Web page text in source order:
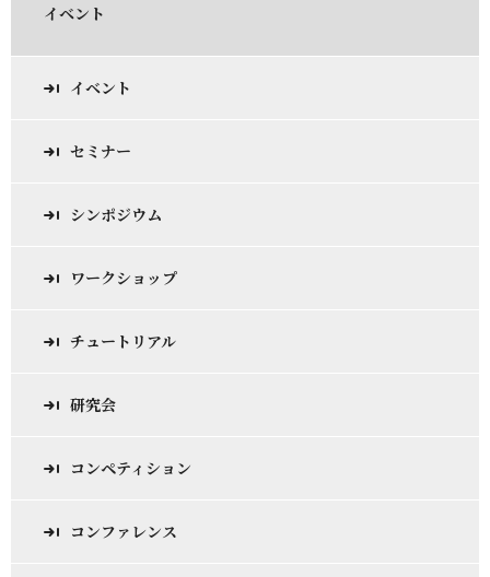
イベント
イベント
セミナー
シンポジウム
ワークショップ
チュートリアル
研究会
コンペティション
コンファレンス